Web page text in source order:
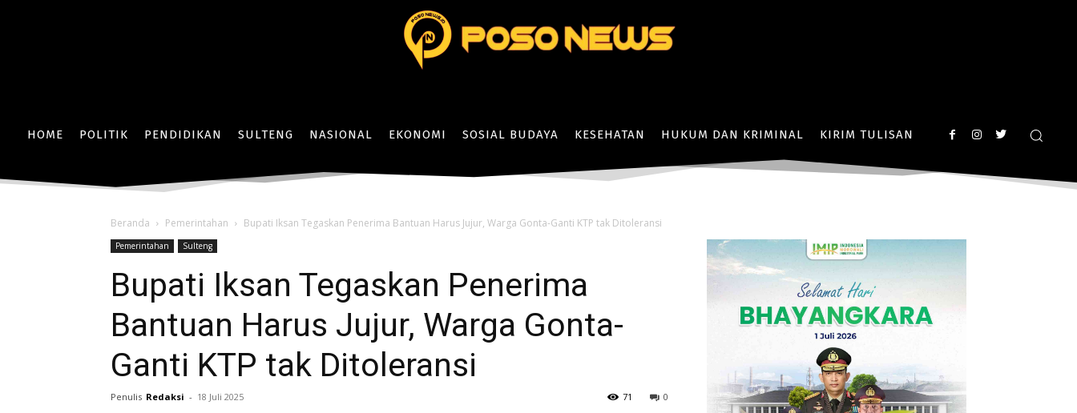
HOME POLITIK PENDIDIKAN SULTENG NASIONAL EKONOMI SOSIAL BUDAYA KESEHATAN HUKUM DAN KRIMINAL KIRIM TULISAN
Beranda Pemerintahan Bupati Iksan Tegaskan Penerima Bantuan Harus Jujur, Warga Gonta-Ganti KTP tak Ditoleransi
Pemerintahan Sulteng
Bupati Iksan Tegaskan Penerima
Bantuan Harus Jujur, Warga Gonta-
Ganti KTP tak Ditoleransi
Penulis Redaksi - 18 Juli 2025 0
71